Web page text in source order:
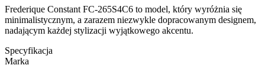
Frederique Constant FC-265S4C6 to model, który wyróżnia się
minimalistycznym, a zarazem niezwykle dopracowanym designem,
nadającym każdej stylizacji wyjątkowego akcentu.
Specyfikacja
Marka